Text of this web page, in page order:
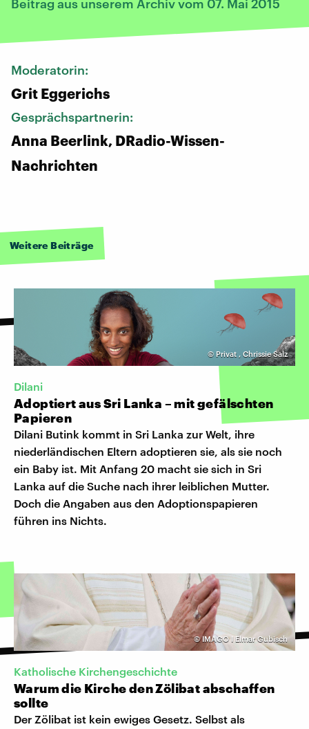
Beitrag aus unserem Archiv vom 07. Mai 2015
Moderatorin:
Grit Eggerichs
Gesprächspartnerin:
Anna Beerlink, DRadio-Wissen-
Nachrichten
Weitere Beiträge
© Privat , Chrissie Salz
Dilani
Adoptiert aus Sri Lanka – mit gefälschten
Papieren
Dilani Butink kommt in Sri Lanka zur Welt, ihre
niederländischen Eltern adoptieren sie, als sie noch
ein Baby ist. Mit Anfang 20 macht sie sich in Sri
Lanka auf die Suche nach ihrer leiblichen Mutter.
Doch die Angaben aus den Adoptionspapieren
führen ins Nichts.
©IMAGO I Elmar Gubisch
Katholische Kirchengeschichte
Warum die Kirche den Zölibat abschaffen
sollte
Der Zölibat ist kein ewiges Gesetz. Selbst als